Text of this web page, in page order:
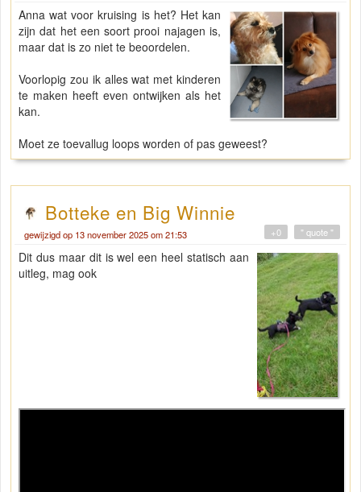
Anna wat voor kruising is het? Het kan
zijn dat het een soort prooi najagen is,
maar dat is zo niet te beoordelen.
Voorlopig zou ik alles wat met kinderen
te maken heeft even ontwijken als het
kan.
Moet ze toevallug loops worden of pas geweest?
Botteke en Big Winnie
gewijzigd op 13 november 2025 om 21:53 " quote "
+0
Dit dus maar dit is wel een heel statisch aan
uitleg, mag ook